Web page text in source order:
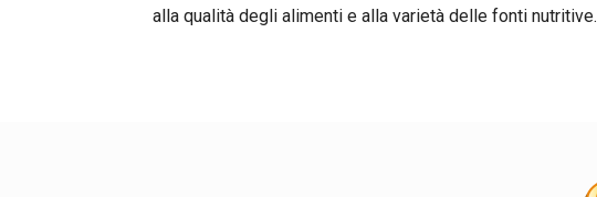
alla qualità degli alimenti e alla varietà delle fonti nutritive.